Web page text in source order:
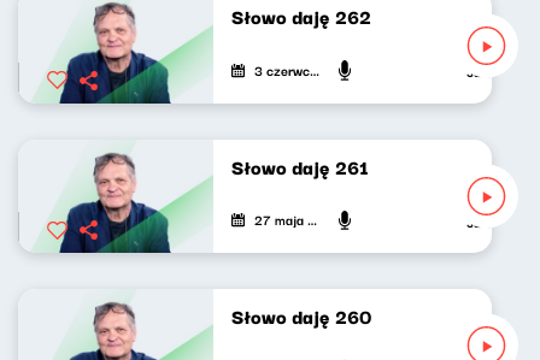
Słowo daję 262
3 czerwca 2026 Jarosław
Słowo daję 261
27 maja 2026 Jarosław
Słowo daję 260